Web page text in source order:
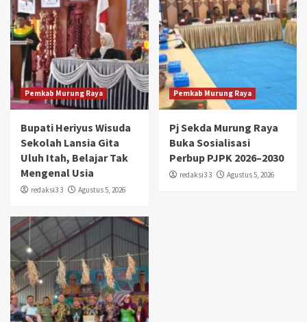
Pemkab Murung Raya
Bupati Heriyus Wisuda
Sekolah Lansia Gita
Uluh Itah, Belajar Tak
Mengenal Usia
redaksi3 3 Agustus 5, 2026
Pemkab Murung Raya
Pj Sekda Murung Raya
Buka Sosialisasi
Perbup PJPK 2026–2030
redaksi3 3 Agustus 5, 2026